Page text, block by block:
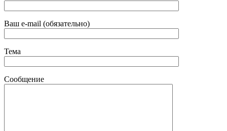
Ваш e-mail (обязательно)
Тема
Сообщение